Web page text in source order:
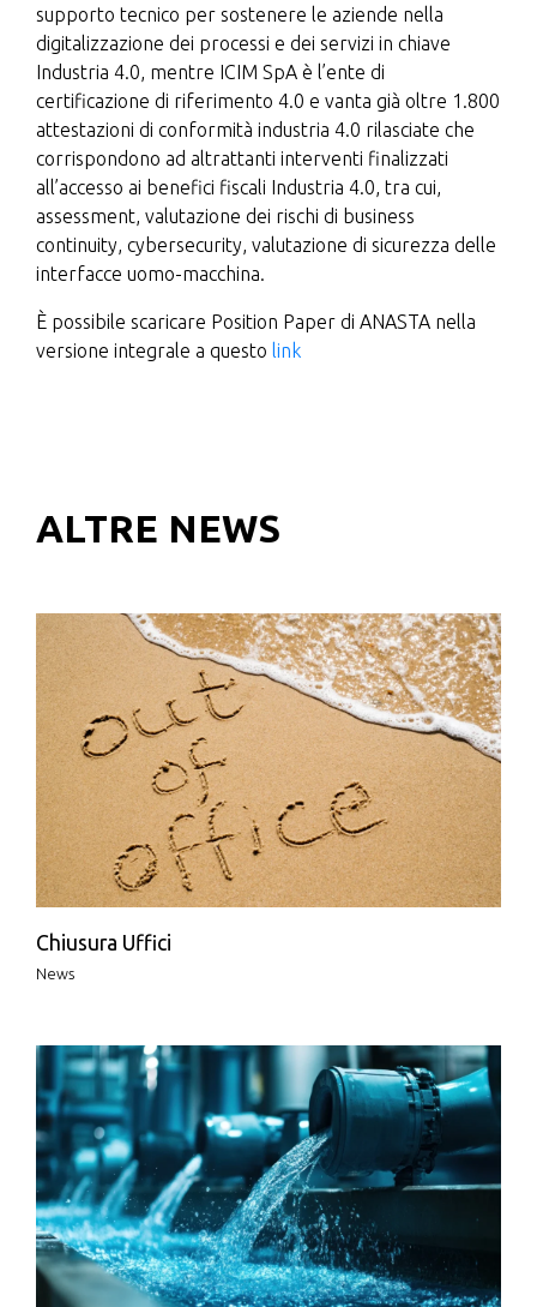
supporto tecnico per sostenere le aziende nella
digitalizzazione dei processi e dei servizi in chiave
Industria 4.0, mentre ICIM SpA è l’ente di
certificazione di riferimento 4.0 e vanta già oltre 1.800
attestazioni di conformità industria 4.0 rilasciate che
corrispondono ad altrattanti interventi finalizzati
all’accesso ai benefici fiscali Industria 4.0, tra cui,
assessment, valutazione dei rischi di business
continuity, cybersecurity, valutazione di sicurezza delle
interfacce uomo-macchina.
È possibile scaricare Position Paper di ANASTA nella
versione integrale a questo link
ALTRE NEWS
Chiusura Uffici
News